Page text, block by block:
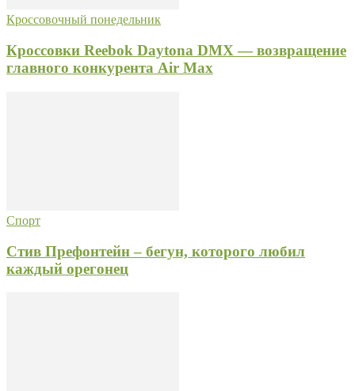
Кроссовочный понедельник
Кроссовки Reebok Daytona DMX — возвращение
главного конкурента Air Max
Спорт
Стив Префонтейн – бегун, которого любил
каждый орегонец